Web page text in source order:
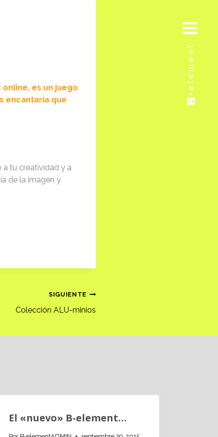
es un juego
encantaría que
a tu creatividad y a
de la imagen y
SIGUIENTE
Colección ALU-minios
El «nuevo» B-element…